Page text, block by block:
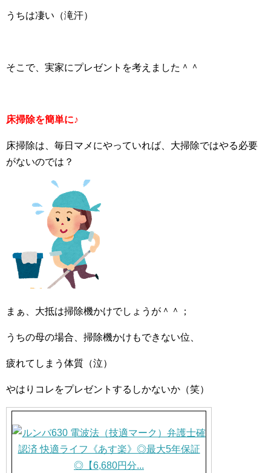
うちは凄い（滝汗）
そこで、実家にプレゼントを考えました＾＾
床掃除を簡単に♪
床掃除は、毎日マメにやっていれば、大掃除ではやる必要
がないのでは？
まぁ、大抵は掃除機かけでしょうが＾＾；
うちの母の場合、掃除機かけもできない位、
疲れてしまう体質（泣）
やはりコレをプレゼントするしかないか（笑）